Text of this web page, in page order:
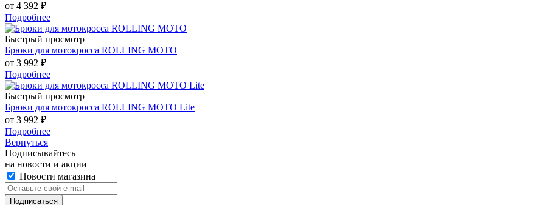
от 4 392 ₽
Подробнее
Быстрый просмотр
Брюки для мотокросса ROLLING MOTO
от 3 992 ₽
Подробнее
Быстрый просмотр
Брюки для мотокросса ROLLING MOTO Lite
от 3 992 ₽
Подробнее
Вернуться
Подписывайтесь
на новости и акции
Новости магазина